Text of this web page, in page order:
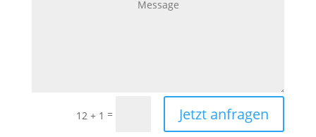
12 + 1 = Jetzt anfragen